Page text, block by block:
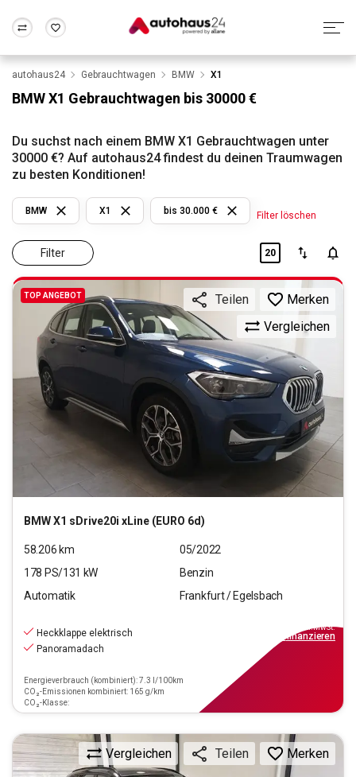
Wir bewerten dein Auto
Alle Fragen & Antworten
Rund um die Inzahlungnahme
Frankfurt Wuppertal
autohaus24 Gebrauchtwagen BMW X1
BMW X1 Gebrauchtwagen bis 30000 €
Du suchst nach einem BMW X1 Gebrauchtwagen unter
30000 €? Auf autohaus24 findest du deinen Traumwagen
zu besten Konditionen!
Filter
BMW X1 bis 30.000 € Filter löschen
20
TOP ANGEBOT
BMWX1 sDrive20i xLine (EURO 6d)
Vergleichen
Teilen Merken
58.206 km
05/2022
178 PS/131 kW
Benzin
Automatik
Frankfurt / Egelsbach
Heckklappe elektrisch
Panoramadach
Energieverbrauch (kombiniert): 7.3 l/100km
CO₂-Emissionen kombiniert: 165 g/km
CO₂-Klasse:
inkl.MwSt.
finanzieren
Vergleichen Teilen Merken